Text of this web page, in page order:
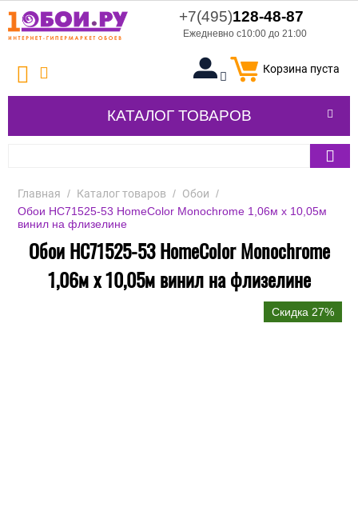
+7(495)128-48-87
Ежедневно с10:00 до 21:00
Корзина пуста
КАТАЛОГ ТОВАРОВ
Главная / Каталог товаров / Обои /
Обои HC71525-53 HomeColor Monochrome 1,06м х 10,05м
винил на флизелине
Обои HC71525-53 HomeColor Monochrome
1,06м х 10,05м винил на флизелине
Скидка 27%